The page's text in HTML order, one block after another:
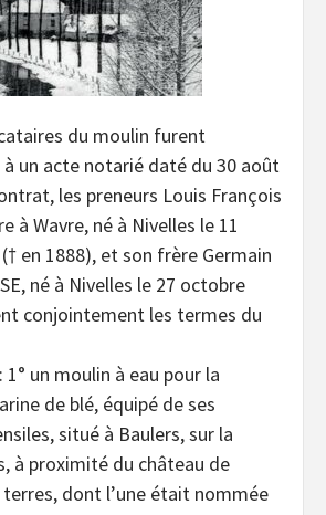
du moulin furent
un acte notarié daté du 30 août
les preneurs Louis François
à Wavre, né à Nivelles le 11
en 1888), et son frère Germain
né à Nivelles le 27 octobre
conjointement les termes du
un moulin à eau pour la
de blé, équipé de ses
situé à Baulers, sur la
à proximité du château de
terres, dont l’une était nommée